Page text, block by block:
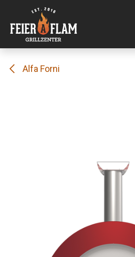
Skip to Content
Alfa Forni